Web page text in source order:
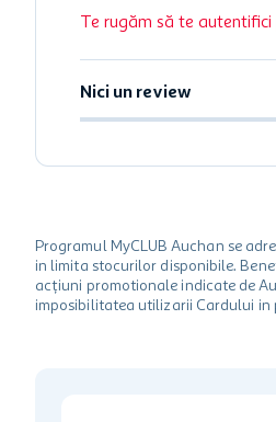
Te rugăm să te
Nici un review
Programul MyCLUB Auchan se
in limita stocurilor disponibile.
acțiuni promotionale indicate de
imposibilitatea utilizarii Cardului in